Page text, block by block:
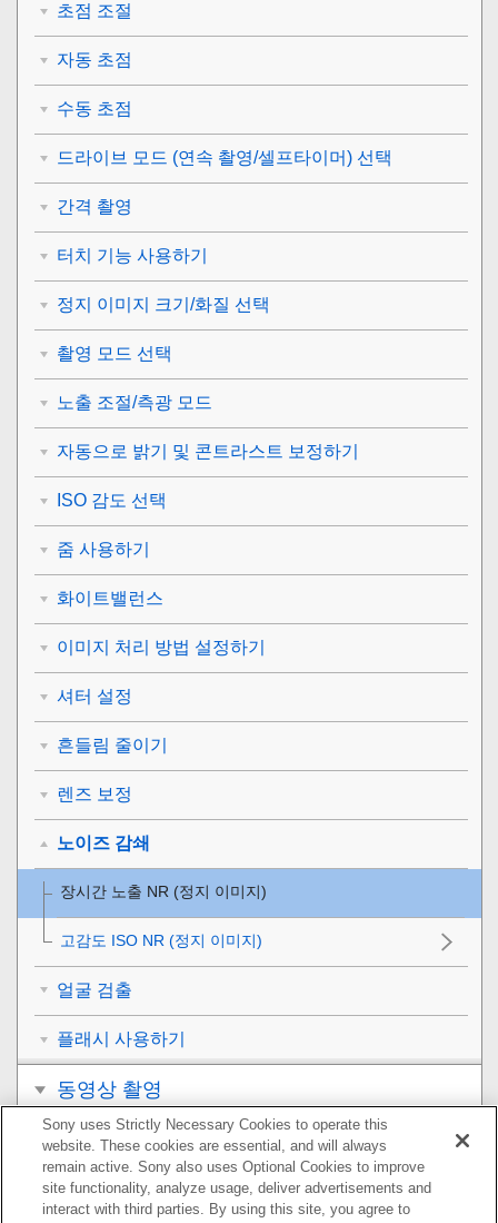
초점 조절
자동 초점
수동 초점
드라이브 모드 (연속 촬영/셀프타이머) 선택
간격 촬영
터치 기능 사용하기
정지 이미지 크기/화질 선택
촬영 모드 선택
노출 조절/측광 모드
자동으로 밝기 및 콘트라스트 보정하기
ISO 감도 선택
줌 사용하기
화이트밸런스
이미지 처리 방법 설정하기
셔터 설정
흔들림 줄이기
렌즈 보정
노이즈 감쇄
장시간 노출 NR (정지 이미지)
고감도 ISO NR (정지 이미지)
얼굴 검출
플래시 사용하기
동영상 촬영
보기
카메라의 사용자 설정
Sony uses Strictly Necessary Cookies to operate this
website. These cookies are essential, and will always
remain active. Sony also uses Optional Cookies to improve
site functionality, analyze usage, deliver advertisements and
interact with third parties. By using this site, you agree to